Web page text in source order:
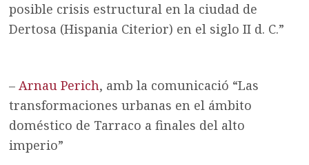
posible crisis estructural en la ciudad de
Dertosa (Hispania Citerior) en el siglo II d. C.”
–Arnau Perich, amb la comunicació “Las
transformaciones urbanas en el ámbito
doméstico de Tarraco a finales del alto
imperio”